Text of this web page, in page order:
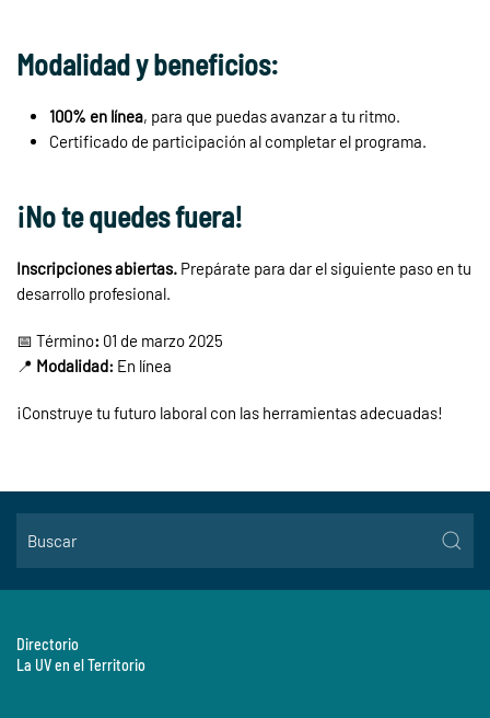
Modalidad y beneficios:
100% en línea, para que puedas avanzar a tu ritmo.
Certificado de participación al completar el programa.
¡No te quedes fuera!
Inscripciones abiertas. Prepárate para dar el siguiente paso en tu
desarrollo profesional.
📅 Término: 01 de marzo 2025
📍 Modalidad: En línea
¡Construye tu futuro laboral con las herramientas adecuadas!
Directorio
La UV en el Territorio